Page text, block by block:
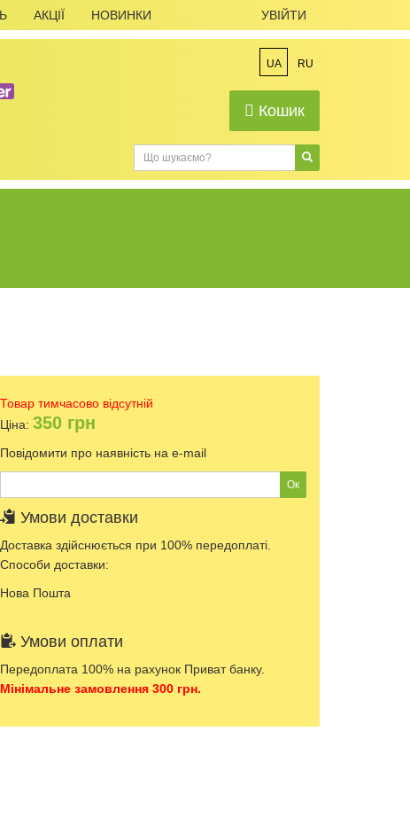
АКЦІЇ НОВИНКИ УВІЙТИ
UA RU
Кошик
Товар тимчасово відсутній
Ціна: 350грн
Повідомити про наявність на e-mail
Умови доставки
Доставка здійснюється при 100% передоплаті.
Способи доставки:
Нова Пошта
Умови оплати
Передоплата 100% на рахунок Приват банку.
Мінімальне замовлення 300 грн.